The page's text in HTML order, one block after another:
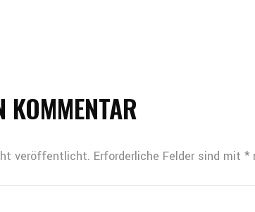
KOMMENTAR
veröffentlicht. Erforderliche Felder sind mit *